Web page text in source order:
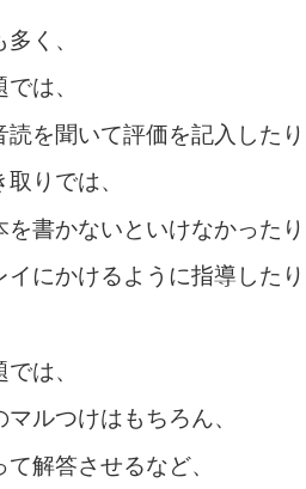
く、
は、
読を聞いて評価を記入した
りでは、
を書かないといけなかった
イにかけるように指導した
は、
ルつけはもちろん、
て解答させるなど、